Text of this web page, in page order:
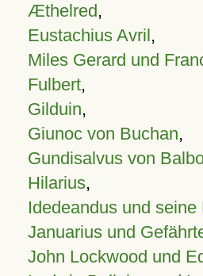
Æthelred,
Eustachius Avril,
Miles Gerard und
Fulbert,
Gilduin,
Giunoc von Buchan,
Gundisalvus von
Hilarius,
Idedeandus und seine
Januarius und
John Lockwood und